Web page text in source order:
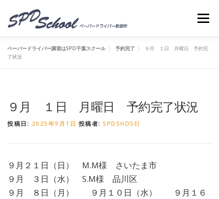
コンテンツへスキップ
メニ
ペーパードライバー講習はSPD千葉スクール 予約完了
９月 １日 月曜日 予約完
了状況
９月 １日 月曜日 予約完了状況
投稿日: 2025年9月1日 投稿者: SPDSHDSEI
９月２１日（日） M.M様 さいたま市
９月 ３日（水） S.M様 品川区
９月 ８日（月） ９月１０日（水） ９月１６